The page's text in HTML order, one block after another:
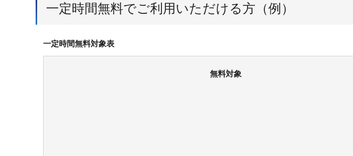
一定時間無料でご利用いただける方（例）
一定時間無料対象表
無料対象